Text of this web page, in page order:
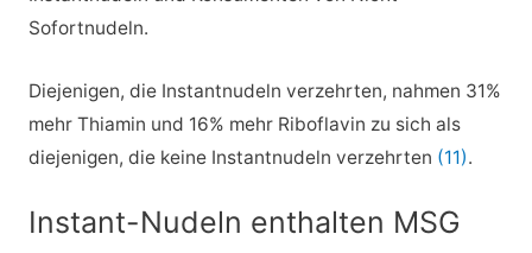
Sofortnudeln.
Diejenigen, die Instantnudeln verzehrten, nahmen 31%
mehr Thiamin und 16% mehr Riboflavin zu sich als
diejenigen, die keine Instantnudeln verzehrten (11).
Instant-Nudeln enthalten MSG